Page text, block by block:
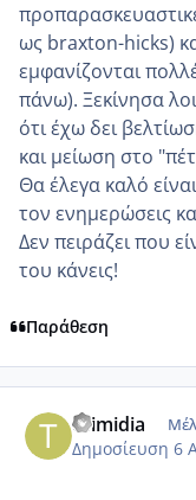
ως braxton-hicks)
εμφανίζονται
πάνω). Ξεκίνησα
ότι έχω δει
και μείωση στο
Θα έλεγα καλό
τον ενημερώσεις
Δεν πειράζει που
του κάνεις!
Παράθεση
thimidia
Δημοσίευση 6